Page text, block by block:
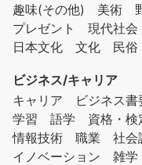
趣味(その他)
美術
プレゼント
現代社会
日本文化
文化 民俗
ビジネス/キャリア
キャリア
ビジネス書
学習
語学 資格・検
情報技術
職業 社会
イノベーション
雑学